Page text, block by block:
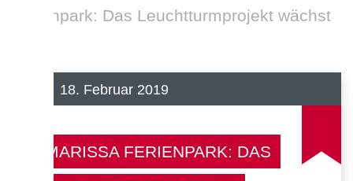
Ferienpark: Das Leuchtturmprojekt wächst
18. Februar 2019
MARISSA FERIENPARK: DAS